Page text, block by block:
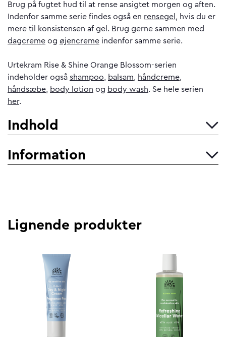
Brug på fugtet hud til at rense ansigtet morgen og aften.
Indenfor samme serie findes også en rensegel , hvis du er
mere til konsistensen af gel. Brug gerne sammen med
dagcreme og øjencreme indenfor samme serie.
Urtekram Rise & Shine Orange Blossom-serien
indeholder også shampoo, balsam, håndcreme,
håndsæbe, body lotion og body wash. Se hele serien
her.
Indhold
Information
Lignende produkter